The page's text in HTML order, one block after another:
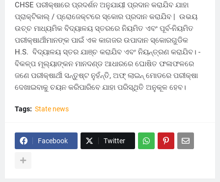
CHSE ପରୀକ୍ଷାରେ ପ୍ରଦର୍ଶନ ଅନୁଯାୟୀ ପ୍ରଦାନ କରାଯିବ ଯାହା
ପ୍ରାକ୍ଟିକାଲ୍ / ପ୍ରୋଜେକ୍ଟରେ ସ୍କୋର ପ୍ରଦାନ କରାଯିବ | ଉଭୟ
ଉଚ୍ଚ ମାଧ୍ୟମିକ ବିଦ୍ୟାଳୟ ସ୍ତରରେ ନିୟମିତ ଏବଂ ପୂର୍ବ-ନିୟମିତ
ପରୀକ୍ଷାର୍ଥୀମାନଙ୍କ ପାଇଁ ଏକ କାଗଜର ଉପାଦାନ ସ୍କୋରଗୁଡିକ
H.S. ବିଦ୍ୟାଳୟ ସ୍ତର ଯାଞ୍ଚ କରାଯିବ ଏବଂ ନିୟନ୍ତ୍ରଣ କରାଯିବ। -
ବିକଳ୍ପ ମୂଲ୍ୟାଙ୍କନ ମାନଦଣ୍ଡ ଆଧାରରେ ଘୋଷିତ ଫଳାଫଳରେ
ଜଣେ ପରୀକ୍ଷାର୍ଥୀ ସନ୍ତୁଷ୍ଟ ନୁହଁନ୍ତି, ଅଫ୍ ଲାଇନ୍ ମୋଡରେ ପରୀକ୍ଷା
ଦେଖାଇବାକୁ ଚୟନ କରିପାରିବେ ଯାହା ପରିସ୍ଥିତି ଅନୁକୂଳ ହେବ।
Tags: State news
Facebook Twitter